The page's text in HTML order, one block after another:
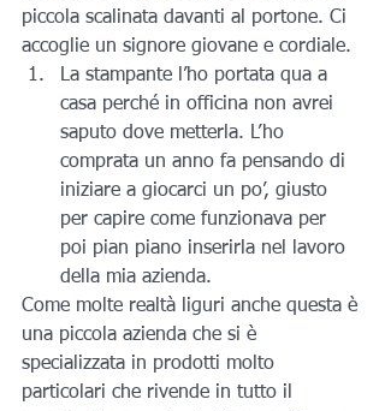
piccola scalinata davanti al portone. Ci
accoglie un signore giovane e cordiale.
La stampante l’ho portata qua a
casa perché in officina non avrei
saputo dove metterla. L’ho
comprata un anno fa pensando di
iniziare a giocarci un po’, giusto
per capire come funzionava per
poi pian piano inserirla nel lavoro
della mia azienda.
Come molte realtà liguri anche questa è
una piccola azienda che si è
specializzata in prodotti molto
particolari che rivende in tutto il